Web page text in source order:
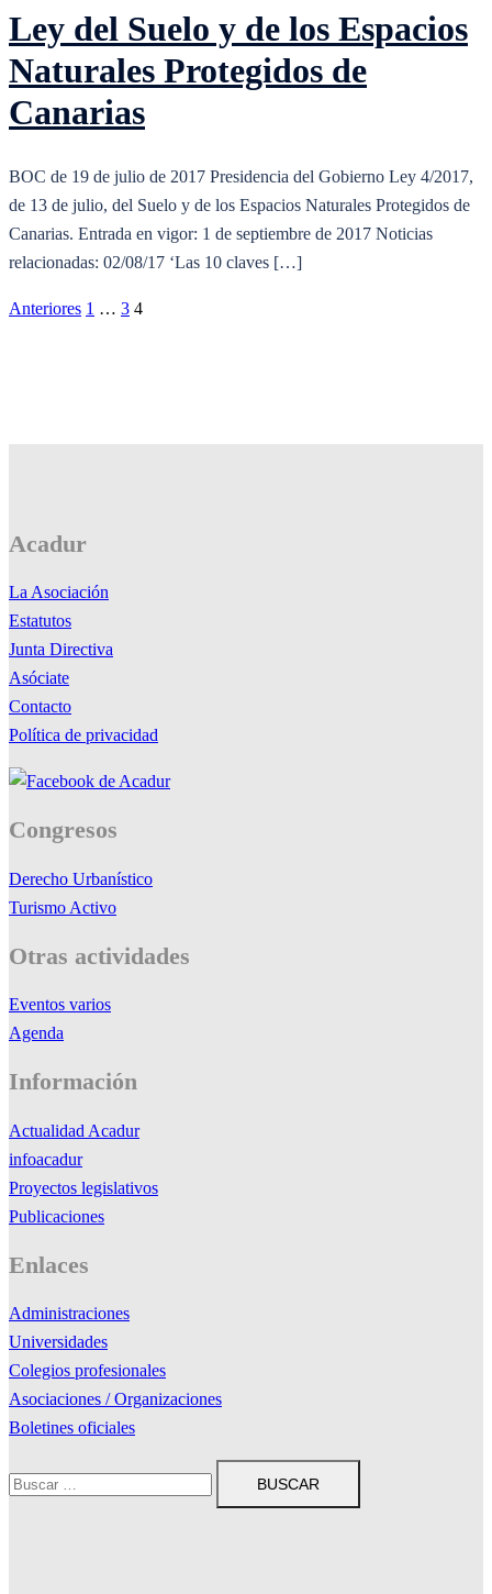
Ley del Suelo y de los Espacios
Naturales Protegidos de
Canarias
BOC de 19 de julio de 2017 Presidencia del Gobierno Ley 4/2017,
de 13 de julio, del Suelo y de los Espacios Naturales Protegidos de
Canarias. Entrada en vigor: 1 de septiembre de 2017 Noticias
relacionadas: 02/08/17 ‘Las 10 claves […]
Paginación
Anteriores 1 … 3 4
Acadur
La Asociación
Estatutos
Junta Directiva
Asóciate
Contacto
Política de privacidad
Congresos
Derecho Urbanístico
Turismo Activo
Otras actividades
Eventos varios
Agenda
Información
Actualidad Acadur
infoacadur
Proyectos legislativos
Publicaciones
Enlaces
Administraciones
Universidades
Colegios profesionales
Asociaciones / Organizaciones
Boletines oficiales
Buscar: